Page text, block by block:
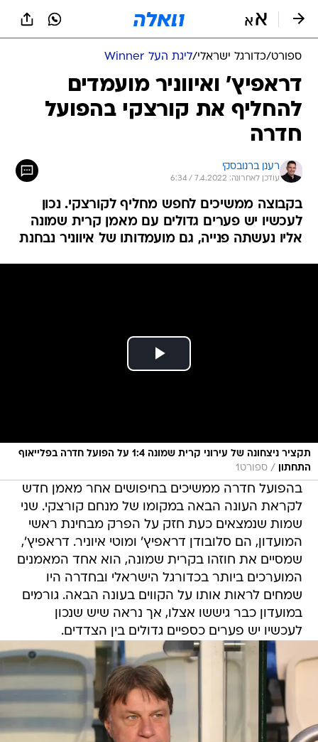
ספורט/כדורגל ישראלי/ליגת העל Winner
דראפיץ' ואיווניר מועמדים
להחליף את קורצקי בהפועל
חדרה
רענן ברנובסקי
עודכן לאחרונה: 7.4.2022 / 6:34
בקבוצה ממשיכים לחפש מחליף לקורצקי. נכון
לעכשיו יש פערים גדולים עם מאמן קרית שמונה
אליו נעשתה פנייה, גם מועמדותו של איווניר נבחנת
תקציר ניצחונה של עירוני קרית שמונה 1:4 על הפועל חדרה בפלייאוף
התחתון
/ ספורט1
בהפועל חדרה ממשיכים בחיפושים אחר מאמן חדש
לקראת העונה הבאה במקומו של מנחם קורצקי. שני
שמות שנמצאים כעת חזק על הפרק מבחינת ראשי
המועדון, הם סלובודן דראפיץ' ומוטי איוניר. דראפיץ',
שמסיים את חוזהו בקרית שמונה, הוא אחד המאמנים
המוערכים ביותר בכדורגל הישראלי ובחדרה היו
שמחים לראות אותו על הקווים בעונה הבאה. גורמים
במועדון כבר גיששו אצלו, אך נראה שיש שנכון
לעכשיו יש פערים כספיים גדולים בין הצדדים.